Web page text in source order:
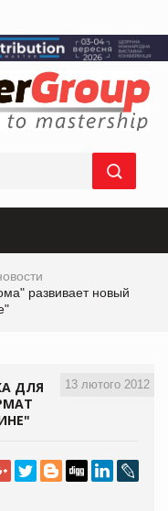
развивает новый
13 лютого 2012
ДЛЯ